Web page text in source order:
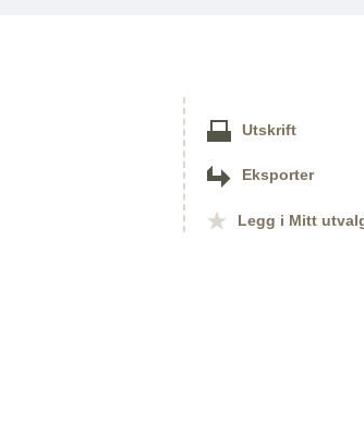
Utskrift
Eksporter
Legg i Mitt